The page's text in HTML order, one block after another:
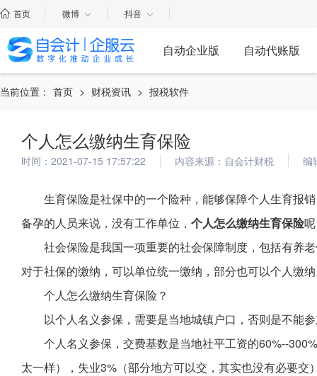
首页 微博 抖音
自动企业版 自动代账版
当前位置： 首页 > 财税资讯 > 报税软件
个人怎么缴纳生育保险
时间：2021-07-15 17:57:22 内容来源：自会计财税 编
生育保险是社保中的一个险种，能够保障个人生育报
备孕的人员来说，没有工作单位， 个人怎么缴纳生育保险
社会保险是我国一项重要的社会保障制度，包括有养
对于社保的缴纳，可以单位统一缴纳，部分也可以个人缴
个人怎么缴纳生育保险？
以个人名义参保，需要是当地城镇户口，否则是不能
个人名义参保，交费基数是当地社平工资的60%--
太一样），失业3%（部分地方可以交，其实也没有必要